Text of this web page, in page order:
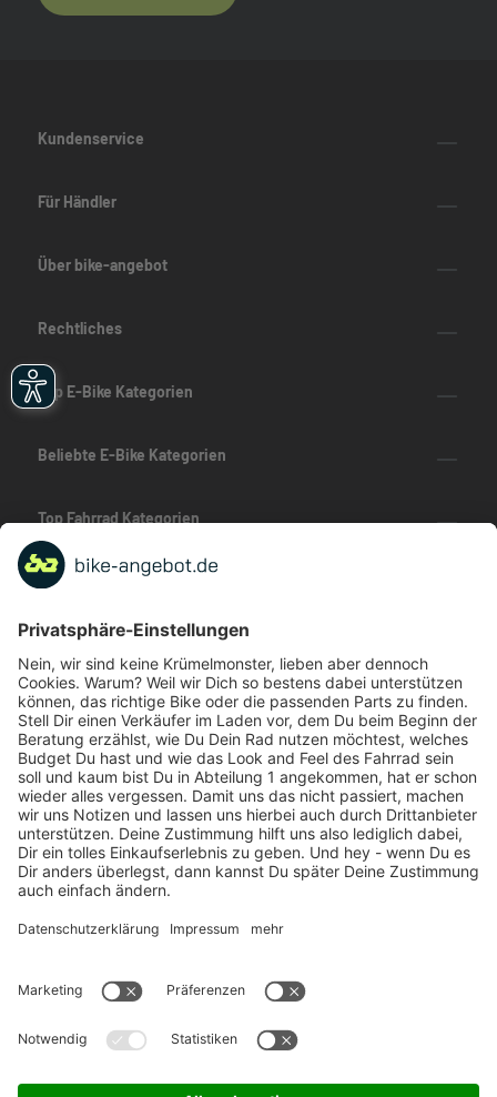
Kundenservice
Für Händler
Über bike-angebot
Rechtliches
Top E-Bike Kategorien
Beliebte E-Bike Kategorien
Top Fahrrad Kategorien
Beliebte Fahrrad-Kategorien
Marken-Highlights
TOP-Marken
ZAHLUNGSARTEN / RATENKAUF
FÜR ARBEITGEBER & ARBEITNEHMER